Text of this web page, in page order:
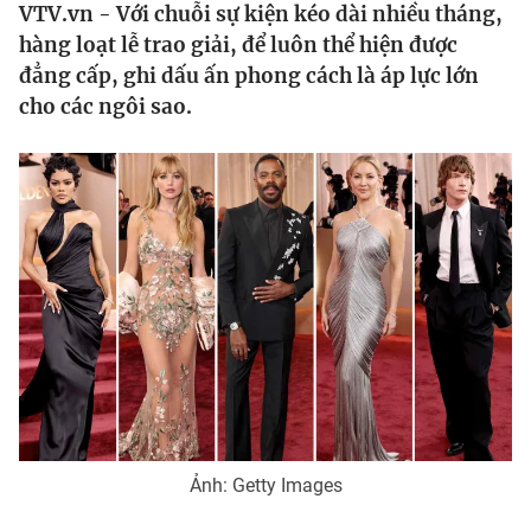
Thế giới
Tin tức
Thế giới đó đây
Câu chuyện quốc tế
Kinh tế
Thị trường
Góc doanh nghiệp
Dữ liệu và đời sống
Truyền hình
Phim VTV
Hậu trường
Nhân vật
Khán giả
Giải sao mai
Giải trí
Điện ảnh
Âm nhạc
Sao
Đời sống
Du lịch
Làm đẹp
Giáo dục
VTV.vn - Với chuỗi sự kiện kéo dài nhiều tháng,
hàng loạt lễ trao giải, để luôn thể hiện được
đẳng cấp, ghi dấu ấn phong cách là áp lực lớn
cho các ngôi sao.
Ảnh: Getty Images